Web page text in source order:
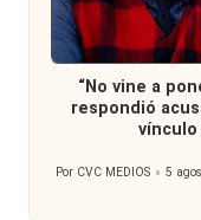
Publicada
en
“No vine a
respondió
vínculo
Publicado
Por CVC MEDIOS 5